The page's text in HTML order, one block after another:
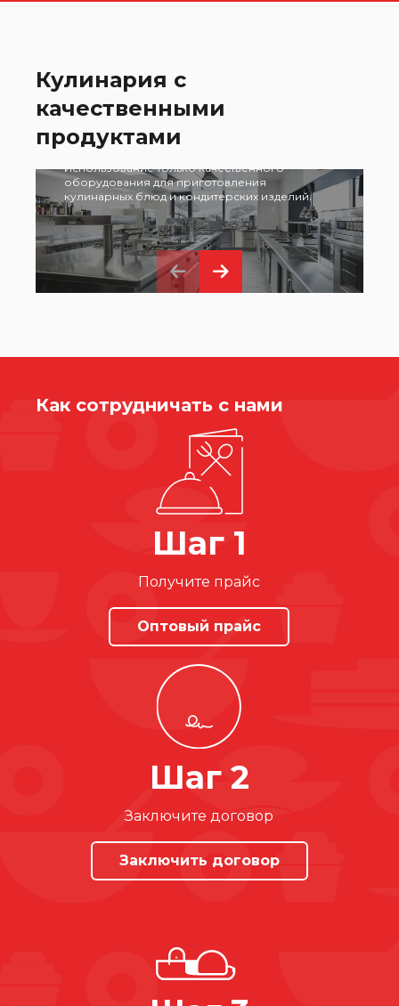
Кулинария с
качественными
продуктами
Самое современное
оборудование
Использование только качественного
оборудования для приготовления
кулинарных блюд и кондитерских изделий.
Как сотрудничать с нами
Шаг 1
Получите прайс
Оптовый прайс
Шаг 2
Заключите договор
Заключить договор